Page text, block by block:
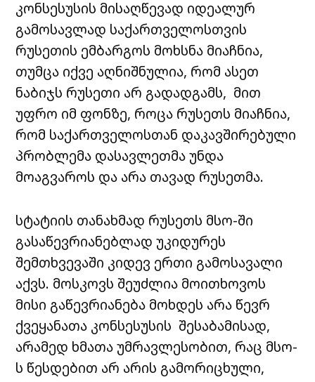
კონსესუსის მისაღწევად იდეალურ
გამოსავლად საქართველოსთვის
რუსეთის ემბარგოს მოხსნა მიაჩნია,
თუმცა იქვე აღნიშნულია, რომ ასეთ
ნაბიჯს რუსეთი არ გადადგამს, მით
უფრო იმ ფონზე, როცა რუსეთს მიაჩნია,
რომ საქართველოსთან დაკავშირებული
პრობლემა დასავლეთმა უნდა
მოაგვაროს და არა თავად რუსეთმა.
სტატიის თანახმად რუსეთს მსო-ში
გასაწევრიანებლად უკიდურეს
შემთხვევაში კიდევ ერთი გამოსავალი
აქვს. მოსკოვს შეუძლია მოითხოვოს
მისი გაწევრიანება მოხდეს არა წევრ
ქვეყანათა კონსესუსის შესაბამისად,
არამედ ხმათა უმრავლესობით, რაც მსო-
ს წესდებით არ არის გამორიცხული,